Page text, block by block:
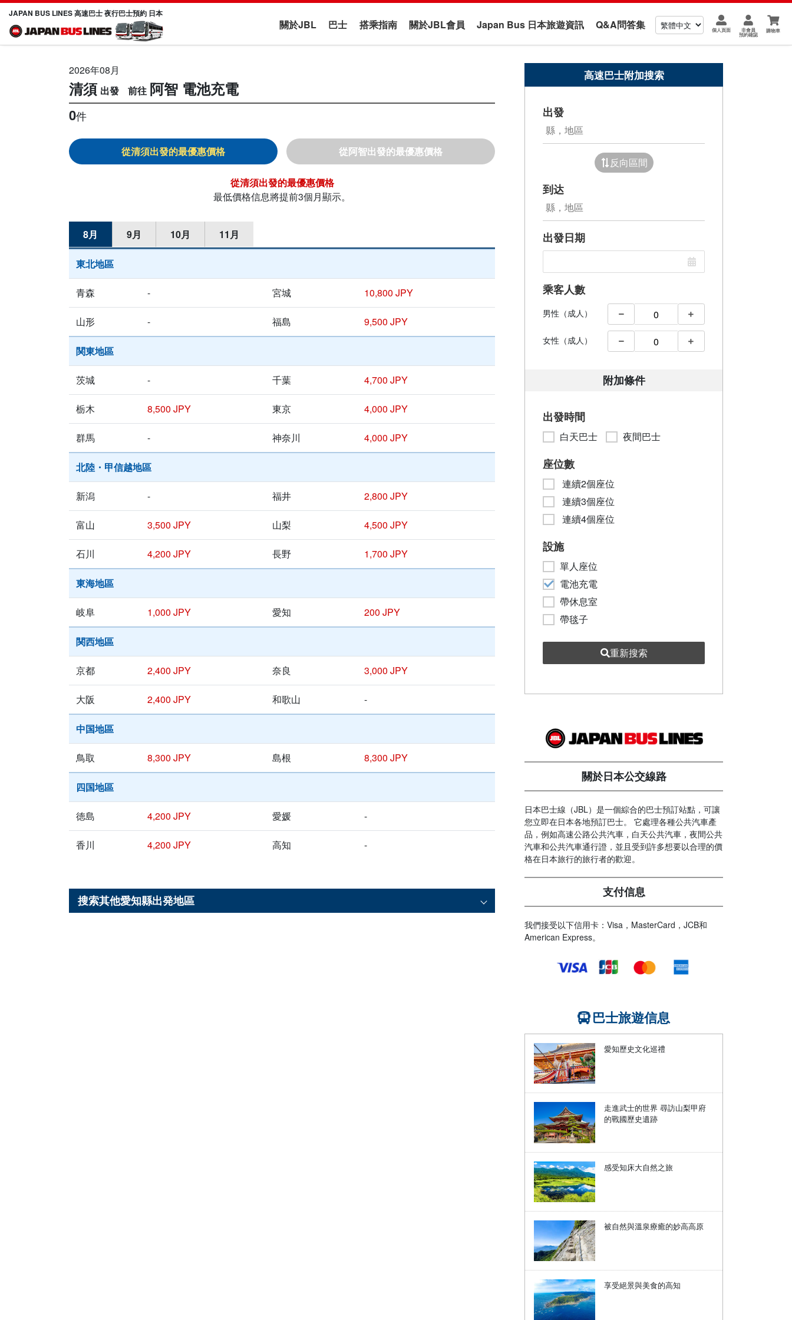
JAPAN BUS LINES 高速巴士 夜行巴士預約 日本
關於JBL 巴士 搭乘指南 關於JBL會員 Japan Bus 日本旅遊資訊 Q&A問答集 個人頁面 非會員
預約確認
購物車
2026年08月
清須 阿智 電池充電
0件
清須 阿智
清須
最低價格信息將提前3個月顯示。
8月 9月 10月 11月
東北地區
青森 - 宮城 10,800 JPY
山形 - 福島 9,500 JPY
関東地區
茨城 - 千葉 4,700 JPY
栃木 8,500 JPY 東京 4,000 JPY
群馬 - 神奈川 4,000 JPY
北陸・甲信越地區
新潟 - 福井 2,800 JPY
富山 3,500 JPY 山梨 4,500 JPY
石川 4,200 JPY 長野 1,700 JPY
東海地區
岐阜 1,000 JPY 愛知 200 JPY
関西地區
京都 2,400 JPY 奈良 3,000 JPY
大阪 2,400 JPY 和歌山 -
中国地區
鳥取 8,300 JPY 島根 8,300 JPY
四国地區
徳島 4,200 JPY 愛媛 -
香川 4,200 JPY 高知 -
搜索其他愛知縣出発地區
高速巴士附加搜索
出發
反向區間
到达
出發日期
乘客人數
男性（成人）
女性（成人）
附加條件
出發時間
白天巴士 夜間巴士
座位數
連續2個座位
連續3個座位
連續4個座位
設施
單人座位
電池充電
帶休息室
帶毯子
重新搜索
關於日本公交線路
日本巴士線（JBL）是一個綜合的巴士預訂站點，可讓
您立即在日本各地預訂巴士。 它處理各種公共汽車產
品，例如高速公路公共汽車，白天公共汽車，夜間公共
汽車和公共汽車通行證，並且受到許多想要以合理的價
格在日本旅行的旅行者的歡迎。
支付信息
我們接受以下信用卡：Visa，MasterCard，JCB和
American Express。
巴士旅遊信息
愛知歷史文化巡禮
走進武士的世界 尋訪山梨甲府
的戰國歷史遺跡
感受知床大自然之旅
被自然與溫泉療癒的妙高高原
享受絕景與美食的高知